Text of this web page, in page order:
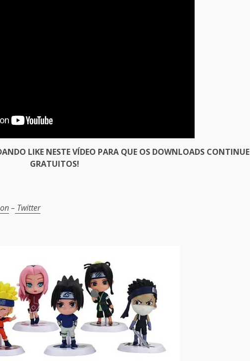
LIKE NESTE VÍDEO PARA QUE OS DOWNLOADS CONTINUE
GRATUITOS!
– Twitter